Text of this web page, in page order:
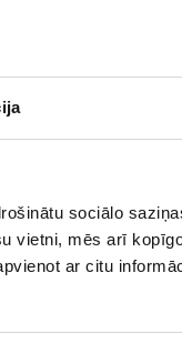
sociālo
vietni, mēs arī
ar citu
AVAILABILITY
RJ12